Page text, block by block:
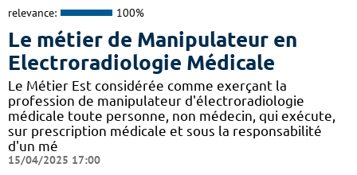
relevance: 100%
Le métier de Manipulateur en
Electroradiologie Médicale
Le Métier Est considérée comme exerçant la
profession de manipulateur d'électroradiologie
médicale toute personne, non médecin, qui exécute,
sur prescription médicale et sous la responsabilité
d'un mé
15/04/2025 17:00